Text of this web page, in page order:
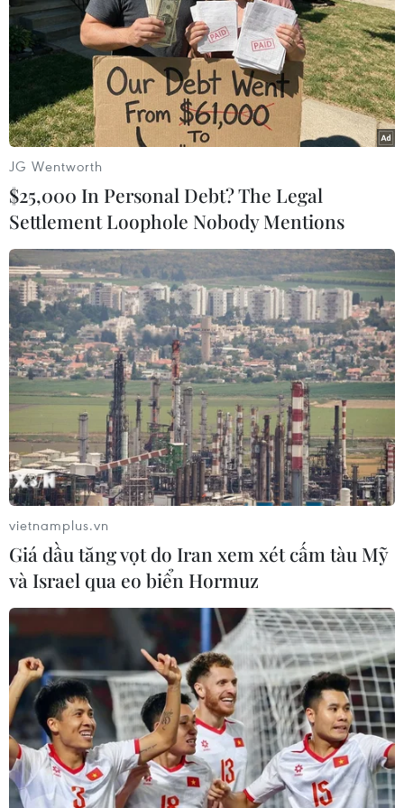
Giá dầu tại châu Á đi xuống phiên 14/7 sau
báo cáo CPI của Mỹ
14/07/2022 13:06
Giá dầu đã giảm trong 2 tuần qua do những lo ngại về
suy thoái kinh tế toàn cầu, mặc dù xuất khẩu dầu thô từ
Nga đã giảm do các lệnh trừng phạt của phương Tây
và gián đoạn nguồn cung ở Libya.
Mỹ: Xung đột tại Ukraine là "thách thức
lớn nhất" với kinh tế toàn cầu
14/07/2022 11:57
JG Wentworth
$25,000 In Personal Debt? The Legal
Settlement Loophole Nobody Mentions
vietnamplus.vn
Giá dầu tăng vọt do Iran xem xét cấm tàu Mỹ
và Israel qua eo biển Hormuz